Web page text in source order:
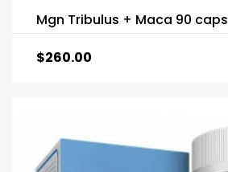
Mgn Tribulus + Maca 90 caps
$260.00